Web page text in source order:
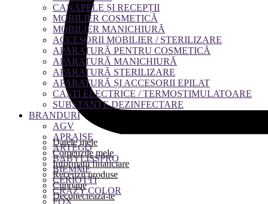
Datele mele
Comenzile mele
Informații financiare
Recenzii produse
Cupoane
Deconectează-te
CANAPELE ȘI RECEPȚII
MOBILIER COSMETICĂ
MOBILIER MANICHIURĂ
ACCESORII MOBILIER / STERILIZARE
APARATURĂ PENTRU COSMETICĂ
APARATURĂ MANICHIURĂ
APARATURĂ STERILIZARE
APARATURĂ ȘI ACCESORII EPILAT
CAȘTI ELECTRICE / TERMOSTIMULATOARE
SUBSTANȚE DEZINFECTARE
BRANDURI
AGV
APRAISE
ARTEGO
BABYLISSPRO
BIEMME
CERIOTTI
CRAZY COLOR
FOX